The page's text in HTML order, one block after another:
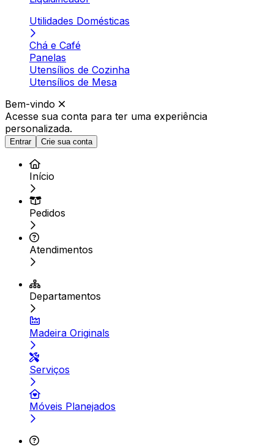
Utilidades Domésticas
Chá e Café
Panelas
Utensílios de Cozinha
Utensílios de Mesa
Bem-vindo
Acesse sua conta para ter uma experiência
personalizada.
Entrar Crie sua conta
Início
Pedidos
Atendimentos
Departamentos
Madeira Originals
Serviços
Móveis Planejados